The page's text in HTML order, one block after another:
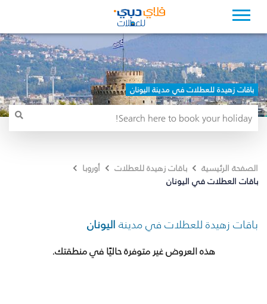
باقات زهيدة للعطلات في مدينة اليونان
الصفحة الرئيسية باقات زهيدة للعطلات
أوروبا
باقات العطلات في اليونان
باقات زهيدة للعطلات في مدينة اليونان
هذه العروض غير متوفرة حاليًا في منطقتك.